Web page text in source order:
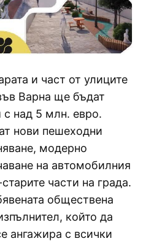
и част от улиците
Варна ще бъдат
с над 5 млн. евро.
нови пешеходни
модерно
на автомобилния
части на града.
обществена
който да
ангажира с всички